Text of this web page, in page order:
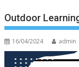
Outdoor
16/04/2024 admin